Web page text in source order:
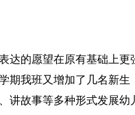
达的愿望在原有基础上更
期我班又增加了几名新生
讲故事等多种形式发展幼